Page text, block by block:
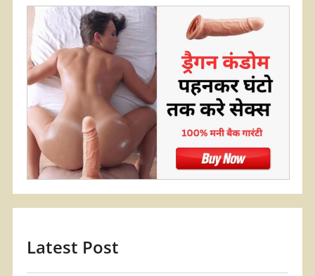
Latest Post